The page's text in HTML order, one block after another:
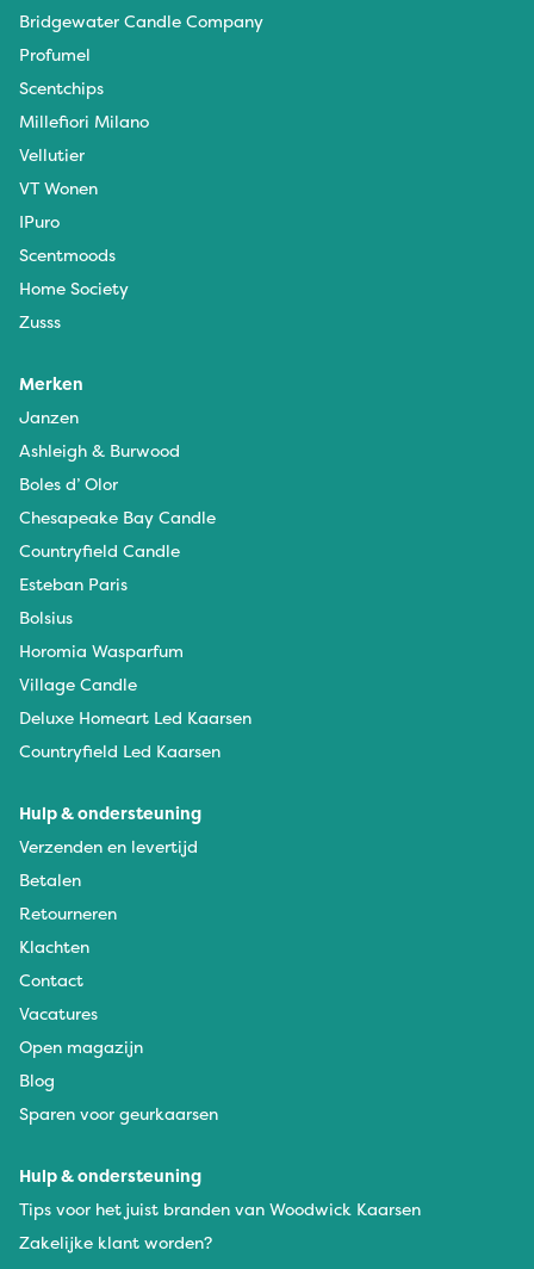
Bridgewater Candle Company
Profumel
Scentchips
Millefiori Milano
Vellutier
VT Wonen
IPuro
Scentmoods
Home Society
Zusss
Merken
Janzen
Ashleigh & Burwood
Boles d’ Olor
Chesapeake Bay Candle
Countryfield Candle
Esteban Paris
Bolsius
Horomia Wasparfum
Village Candle
Deluxe Homeart Led Kaarsen
Countryfield Led Kaarsen
Hulp & ondersteuning
Verzenden en levertijd
Betalen
Retourneren
Klachten
Contact
Vacatures
Open magazijn
Blog
Sparen voor geurkaarsen
Hulp & ondersteuning
Tips voor het juist branden van Woodwick Kaarsen
Zakelijke klant worden?